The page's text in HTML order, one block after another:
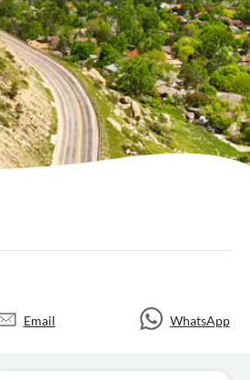
Email WhatsApp